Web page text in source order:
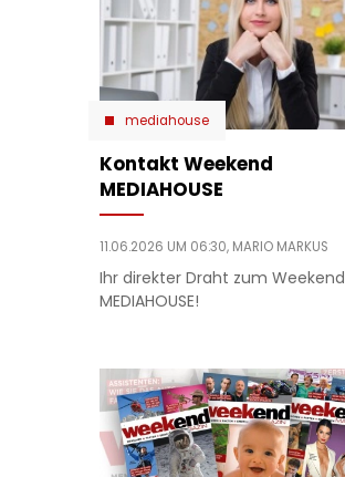
mediahouse
Kontakt Weekend
MEDIAHOUSE
11.06.2026 UM 06:30, MARIO MARKUS
Ihr direkter Draht zum Weekend
MEDIAHOUSE!